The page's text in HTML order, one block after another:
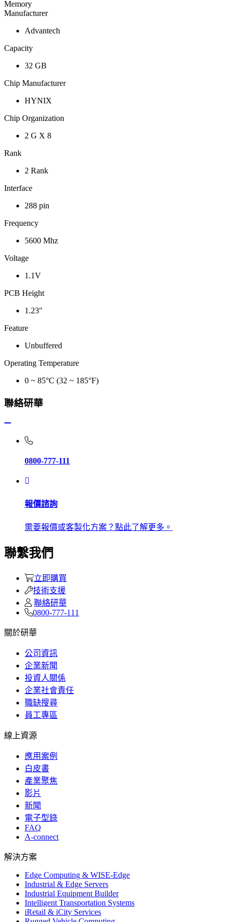
Memory
Manufacturer
Advantech
Capacity
32 GB
Chip Manufacturer
HYNIX
Chip Organization
2 G X 8
Rank
2 Rank
Interface
288 pin
Frequency
5600 Mhz
Voltage
1.1V
PCB Height
1.23"
Feature
Unbuffered
Operating Temperature
0 ~ 85°C (32 ~ 185°F)
聯絡研華
0800-777-111
報價諮詢
需要報價或客製化方案？點此了解更多。
聯繫我們
立即購買
技術支援
聯絡研華
0800-777-111
關於研華
公司資訊
企業新聞
投資人關係
企業社會責任
職缺搜尋
員工專區
線上資源
應用案例
白皮書
產業聚焦
影片
新聞
電子型錄
FAQ
A-connect
解決方案
Edge Computing & WISE-Edge
Industrial & Edge Servers
Industrial Equipment Builder
Intelligent Transportation Systems
iRetail & iCity Services